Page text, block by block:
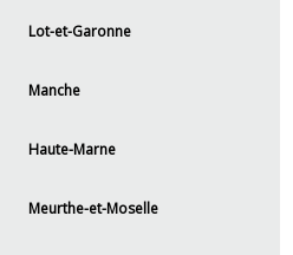
Lot-et-Garonne
Manche
Haute-Marne
Meurthe-et-Moselle